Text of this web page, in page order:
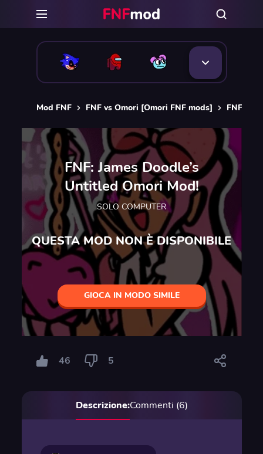
Mod FNF FNF vs Omori [Omori FNF mods] FNF:
FNF: James Doodle’s
Untitled Omori Mod!
SOLO COMPUTER
QUESTA MOD NON È DISPONIBILE
GIOCA IN MODO SIMILE
46 5
Descrizione:Commenti (6)